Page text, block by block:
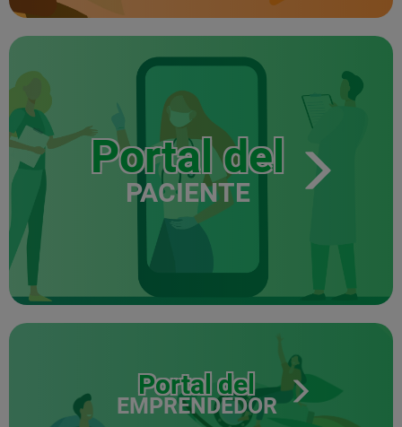
Portal del
PACIENTE
Portal del
EMPRENDEDOR